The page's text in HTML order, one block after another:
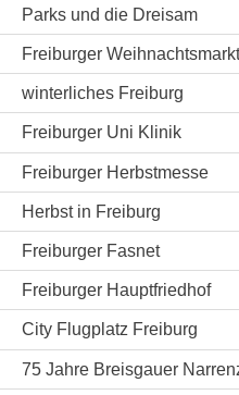
Parks und die Dreisam
Freiburger Weihnachtsmarkt
winterliches Freiburg
Freiburger Uni Klinik
Freiburger Herbstmesse
Herbst in Freiburg
Freiburger Fasnet
Freiburger Hauptfriedhof
City Flugplatz Freiburg
75 Jahre Breisgauer